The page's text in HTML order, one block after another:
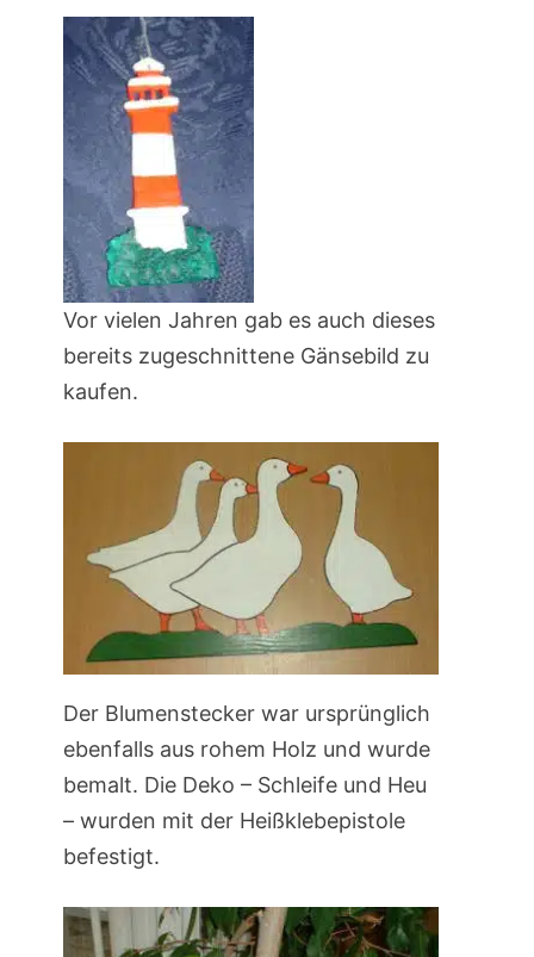
Vor vielen Jahren gab es auch dieses
bereits zugeschnittene Gänsebild zu
kaufen.
Der Blumenstecker war ursprünglich
ebenfalls aus rohem Holz und wurde
bemalt. Die Deko – Schleife und Heu
– wurden mit der Heißklebepistole
befestigt.